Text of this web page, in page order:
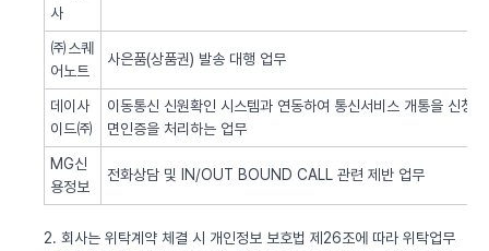
사
㈜스퀘
어노트
사은품(상품권) 발송 대행 업무
데이사
이드㈜
이동통신 신원확인 시스템과 연동하여 통신서비스 개통을 신청
면인증을 처리하는 업무
MG신
용정보
전화상담 및 IN/OUT BOUND CALL 관련 제반 업무
2. 회사는 위탁계약 체결 시 개인정보 보호법 제26조에 따라 위탁업무